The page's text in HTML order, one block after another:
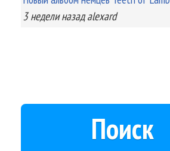
3 неделиназад alexard
Поиск